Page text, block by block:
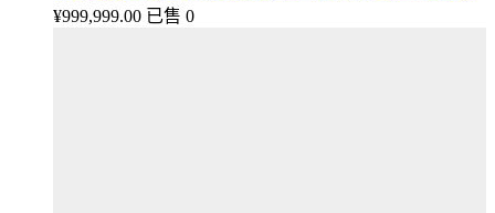
¥999,999.00 已售 0